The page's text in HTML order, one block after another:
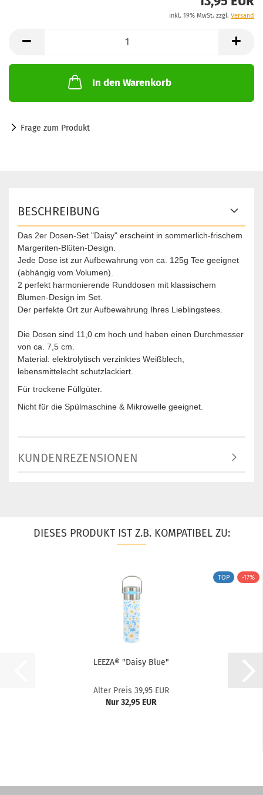
inkl. 19% MwSt. zzgl. Versand
In den Warenkorb
Frage zum Produkt
BESCHREIBUNG
Das 2er Dosen-Set "Daisy" erscheint in sommerlich-frischem
Margeriten-Blüten-Design.
Jede Dose ist zur Aufbewahrung von ca. 125g Tee geeignet
(abhängig vom Volumen).
2 perfekt harmonierende Runddosen mit klassischem
Blumen-Design im Set.
Der perfekte Ort zur Aufbewahrung Ihres Lieblingstees.
Die Dosen sind 11,0 cm hoch und haben einen Durchmesser
von ca. 7,5 cm.
Material: elektrolytisch verzinktes Weißblech,
lebensmittelecht schutzlackiert.
Für trockene Füllgüter.
Nicht für die Spülmaschine & Mikrowelle geeignet.
KUNDENREZENSIONEN
DIESES PRODUKT IST Z.B. KOMPATIBEL ZU:
TOP -17%
LEEZA® "Daisy Blue"
Alter Preis 39,95 EUR
Nur 32,95 EUR